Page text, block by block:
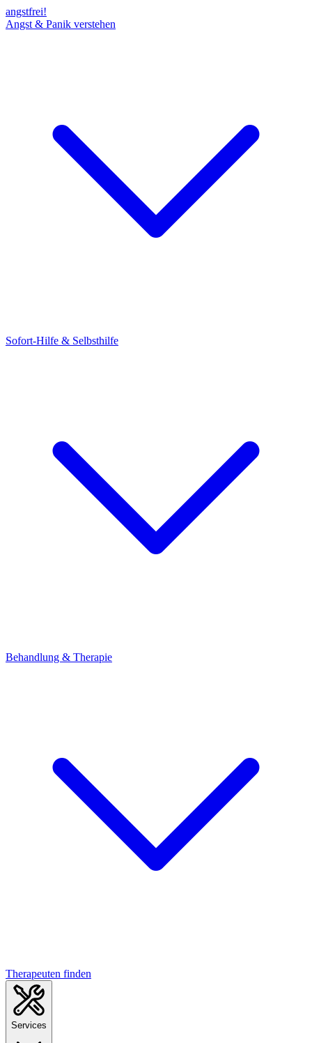
angstfrei!
Angst & Panik verstehen
Sofort-Hilfe & Selbsthilfe
Behandlung & Therapie
Therapeuten finden
Services